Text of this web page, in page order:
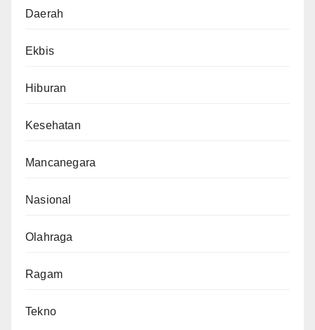
Daerah
Ekbis
Hiburan
Kesehatan
Mancanegara
Nasional
Olahraga
Ragam
Tekno